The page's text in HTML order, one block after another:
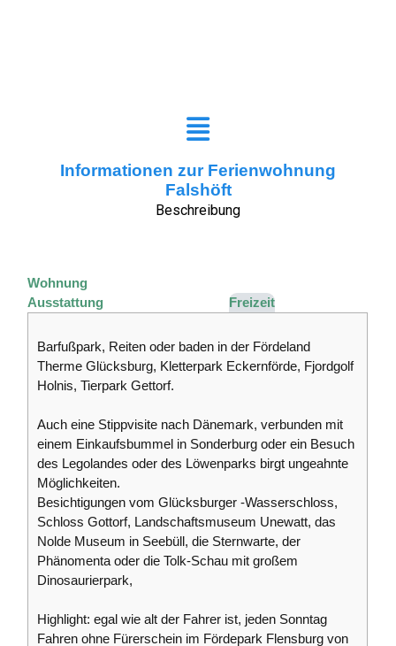
Informationen zur Ferienwohnung
Falshöft
Beschreibung
Wohnung
Ausstattung
Freizeit
Barfußpark, Reiten oder baden in der Fördeland
Therme Glücksburg, Kletterpark Eckernförde, Fjordgolf
Holnis, Tierpark Gettorf.
Auch eine Stippvisite nach Dänemark, verbunden mit
einem Einkaufsbummel in Sonderburg oder ein Besuch
des Legolandes oder des Löwenparks birgt ungeahnte
Möglichkeiten.
Besichtigungen vom Glücksburger -Wasserschloss,
Schloss Gottorf, Landschaftsmuseum Unewatt, das
Nolde Museum in Seebüll, die Sternwarte, der
Phänomenta oder die Tolk-Schau mit großem
Dinosaurierpark,
Highlight: egal wie alt der Fahrer ist, jeden Sonntag
Fahren ohne Fürerschein im Fördepark Flensburg von